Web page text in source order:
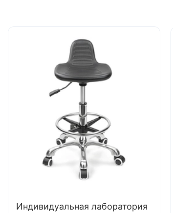
Индивидуальная лаборатория